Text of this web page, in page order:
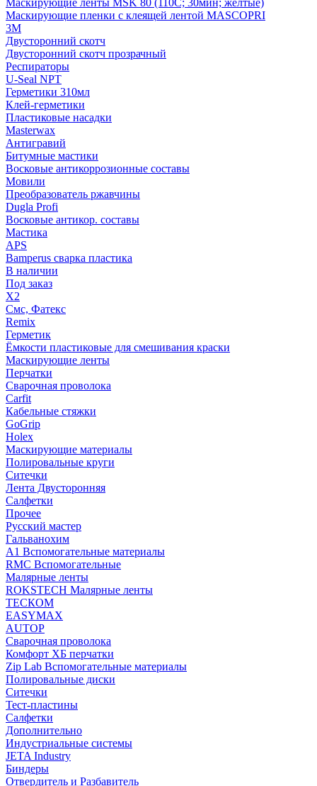
Маскирующие ленты MSK 80 (110С; 30мин; желтые)
Маскирующие пленки с клеящей лентой MASCOPRI
3M
Двусторонний скотч
Двусторонний скотч прозрачный
Респираторы
U-Seal NPT
Герметики 310мл
Клей-герметики
Пластиковые насадки
Masterwax
Антигравий
Битумные мастики
Восковые антикоррозионные составы
Мовили
Преобразователь ржавчины
Dugla Profi
Восковые антикор. составы
Мастика
APS
Bamperus сварка пластика
В наличии
Под заказ
X2
Смс, Фатекс
Remix
Герметик
Ёмкости пластиковые для смешивания краски
Маскирующие ленты
Перчатки
Сварочная проволока
Carfit
Кабельные стяжки
GoGrip
Holex
Маскирующие материалы
Полировальные круги
Ситечки
Лента Двусторонняя
Салфетки
Прочее
Русский мастер
Гальванохим
А1 Вспомогательные материалы
RMC Вспомогательные
Малярные ленты
ROKSTECH Малярные ленты
ТЕСКОМ
EASYMAX
AUTOP
Сварочная проволока
Комфорт ХБ перчатки
Zip Lab Вспомогательные материалы
Полировальные диски
Ситечки
Тест-пластины
Салфетки
Дополнительно
Индустриальные системы
JETA Industry
Биндеры
Отвердитель и Разбавитель